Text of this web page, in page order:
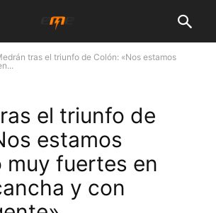
tras el triunfo de Colón: «Nos estamos
el triunfo de
estamos
muy fuertes en
y con